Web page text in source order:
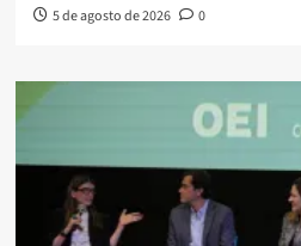
5 de agosto de 2026 0